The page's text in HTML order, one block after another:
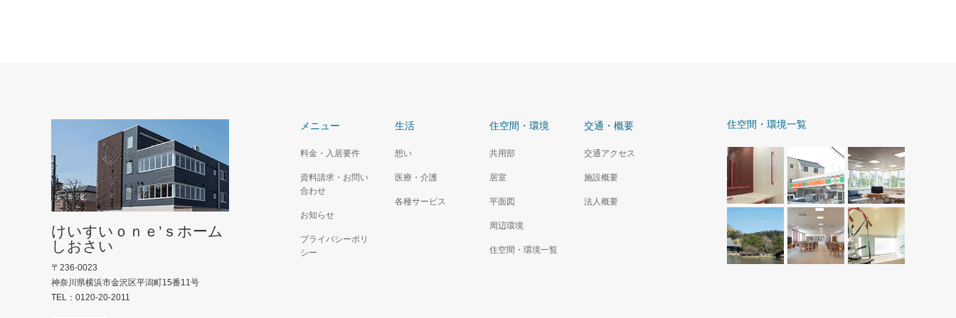
メニュー
料金・入居要件
資料請求・お問い
合わせ
お知らせ
プライバシーポリ
シー
生活
想い
医療・介護
各種サービス
住空間・環境
共用部
居室
平面図
周辺環境
住空間・環境一覧
交通・概要
交通アクセス
施設概要
法人概要
住空間・環境一覧
けいすいｏｎｅ’ｓホーム
しおさい
〒236-0023
神奈川県横浜市金沢区平潟町15番11号
TEL：0120-20-2011